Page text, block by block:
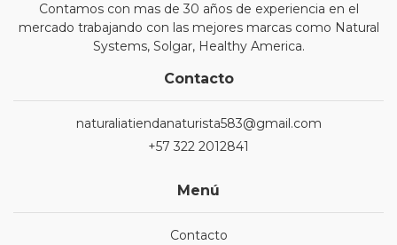
Contamos con mas de 30 años de experiencia en el
mercado trabajando con las mejores marcas como Natural
Systems, Solgar, Healthy America.
Contacto
naturaliatiendanaturista583@gmail.com
+57 322 2012841
Menú
Contacto